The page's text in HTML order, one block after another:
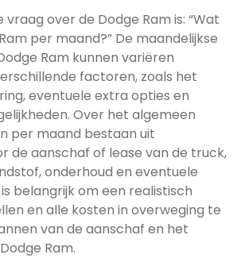
vraag over de Dodge Ram is: “Wat
per maand?” De maandelijkse
Ram kunnen variëren
factoren, zoals het
eventuele extra opties en
Over het algemeen
per maand bestaan uit
de aanschaf of lease van de truck,
onderhoud en eventuele
belangrijk om een realistisch
en alle kosten in overweging te
van de aanschaf en het
Ram.